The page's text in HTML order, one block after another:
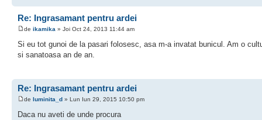
Re: Ingrasamant pentru ardei
de ikamika » Joi Oct 24, 2013 11:44 am
Si eu tot gunoi de la pasari folosesc, asa m-a invatat bunicul. Am o
si sanatoasa an de an.
Re: Ingrasamant pentru ardei
de luminita_d » Lun Iun 29, 2015 10:50 pm
Daca nu aveti de unde procura